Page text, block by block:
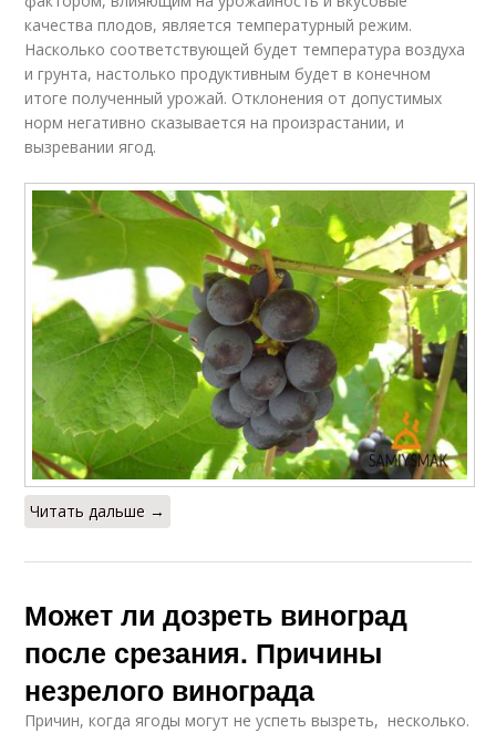
качества плодов, является температурный режим.
Насколько соответствующей будет температура воздуха
и грунта, настолько продуктивным будет в конечном
итоге полученный урожай. Отклонения от допустимых
норм негативно сказывается на произрастании, и
вызревании ягод.
Читать дальше →
Может ли дозреть виноград
после срезания. Причины
незрелого винограда
Причин, когда ягоды могут не успеть вызреть, несколько.